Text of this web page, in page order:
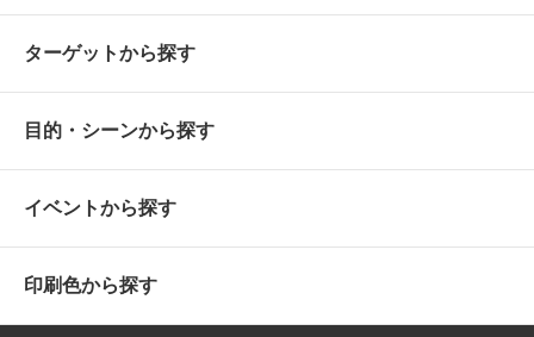
ターゲットから探す
目的・シーンから探す
イベントから探す
印刷色から探す